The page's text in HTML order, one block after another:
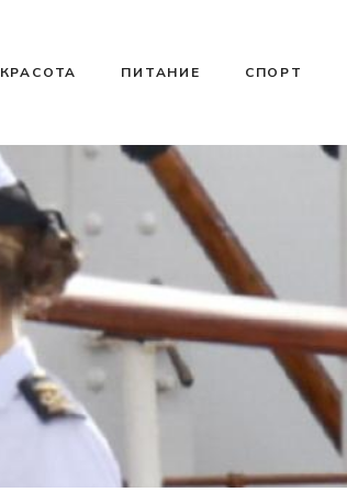
КРАСОТА ПИТАНИЕ СПОРТ